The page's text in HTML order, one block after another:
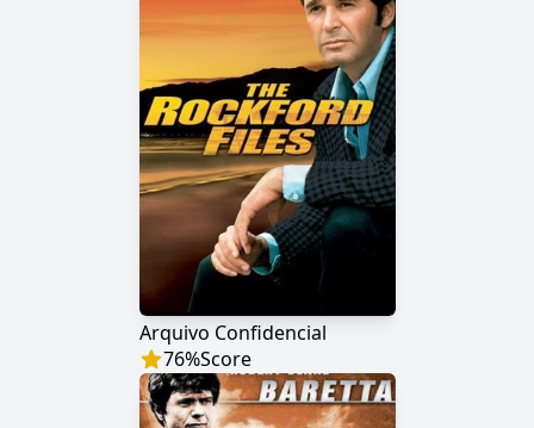
Arquivo Confidencial
76%Score